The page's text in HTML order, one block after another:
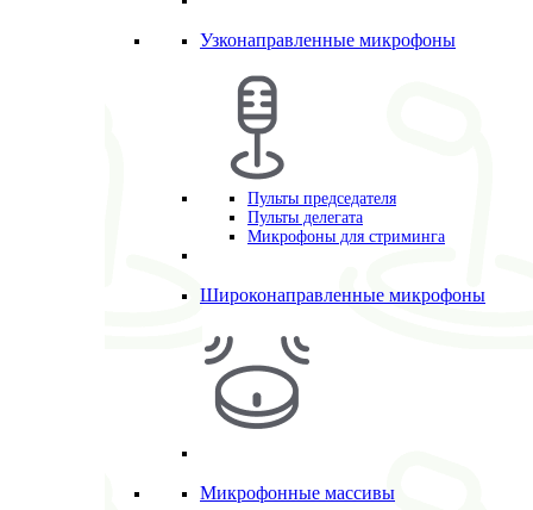
Узконаправленные микрофоны
Пульты председателя
Пульты делегата
Микрофоны для стриминга
Широконаправленные микрофоны
Микрофонные массивы